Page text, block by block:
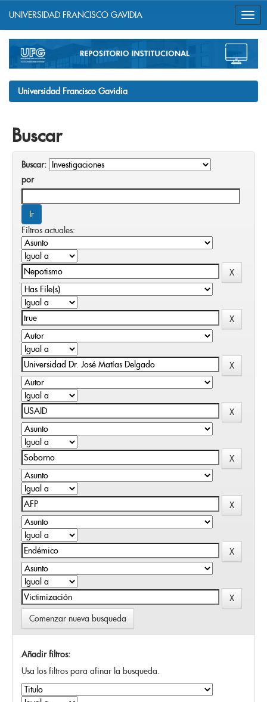
navigation
UNIVERSIDAD FRANCISCO GAVIDIA
Universidad Francisco Gavidia
Buscar
Buscar:
por
Filtros actuales:
Comenzar nueva busqueda
Añadir filtros:
Usa los filtros para afinar la busqueda.